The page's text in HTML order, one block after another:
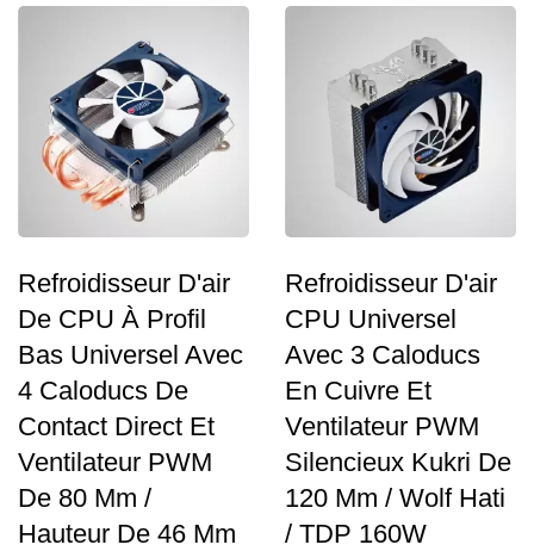
Refroidisseur D'air
De CPU À Profil
Bas Universel Avec
4 Caloducs De
Contact Direct Et
Ventilateur PWM
De 80 Mm /
Hauteur De 46 Mm
Refroidisseur D'air
CPU Universel
Avec 3 Caloducs
En Cuivre Et
Ventilateur PWM
Silencieux Kukri De
120 Mm / Wolf Hati
/ TDP 160W